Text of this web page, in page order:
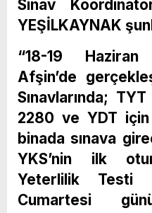
Sınav
YEŞİLKAYNAK
“18-19
Afşin’de
Sınavlarında;
2280 ve YDT
binada sınava
YKS’nin ilk
Yeterlilik Testi
Cumartesi